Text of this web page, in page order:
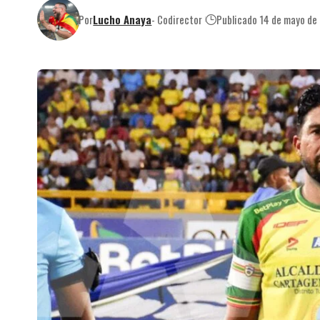
PorLucho Anaya- Codirector Publicado 14 de mayo